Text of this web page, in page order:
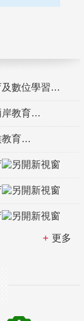
數位學習
岸教育
教育
更多